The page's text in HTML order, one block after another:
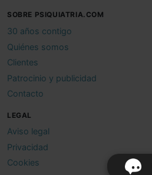
SOBRE PSIQUIATRIA.COM
30 años contigo
Quiénes somos
Clientes
Patrocinio y publicidad
Contacto
LEGAL
Aviso legal
Privacidad
Cookies